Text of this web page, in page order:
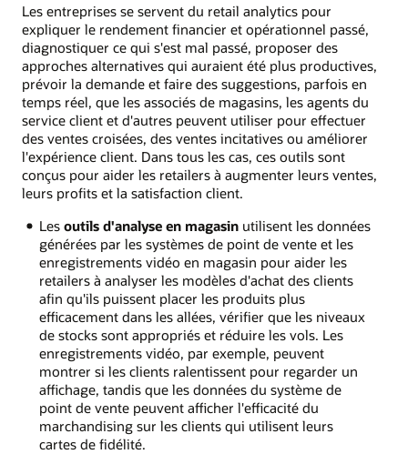
Les entreprises se servent du retail analytics pour
expliquer le rendement financier et opérationnel passé,
diagnostiquer ce qui s'est mal passé, proposer des
approches alternatives qui auraient été plus productives,
prévoir la demande et faire des suggestions, parfois en
temps réel, que les associés de magasins, les agents du
service client et d'autres peuvent utiliser pour effectuer
des ventes croisées, des ventes incitatives ou améliorer
l'expérience client. Dans tous les cas, ces outils sont
conçus pour aider les retailers à augmenter leurs ventes,
leurs profits et la satisfaction client.
Les outils d'analyse en magasinutilisent les données
générées par les systèmes de point de vente et les
enregistrements vidéo en magasin pour aider les
retailers à analyser les modèles d'achat des clients
afin qu'ils puissent placer les produits plus
efficacement dans les allées, vérifier que les niveaux
de stocks sont appropriés et réduire les vols. Les
enregistrements vidéo, par exemple, peuvent
montrer si les clients ralentissent pour regarder un
affichage, tandis que les données du système de
point de vente peuvent afficher l'efficacité du
marchandising sur les clients qui utilisent leurs
cartes de fidélité.